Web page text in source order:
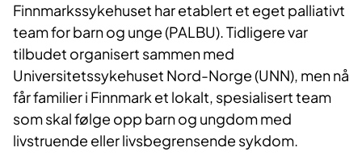
Finnmarkssykehuset har etablert et eget palliativt
team for barn og unge (PALBU). Tidligere var
tilbudet organisert sammen med
Universitetssykehuset Nord-Norge (UNN), men nå
får familier i Finnmark et lokalt, spesialisert team
som skal følge opp barn og ungdom med
livstruende eller livsbegrensende sykdom.